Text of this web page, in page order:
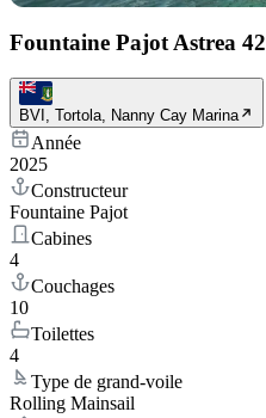
Fountaine Pajot Astrea 42
BVI, Tortola, Nanny Cay Marina
Année
2025
Constructeur
Fountaine Pajot
Cabines
4
Couchages
10
Toilettes
4
Type de grand-voile
Rolling Mainsail